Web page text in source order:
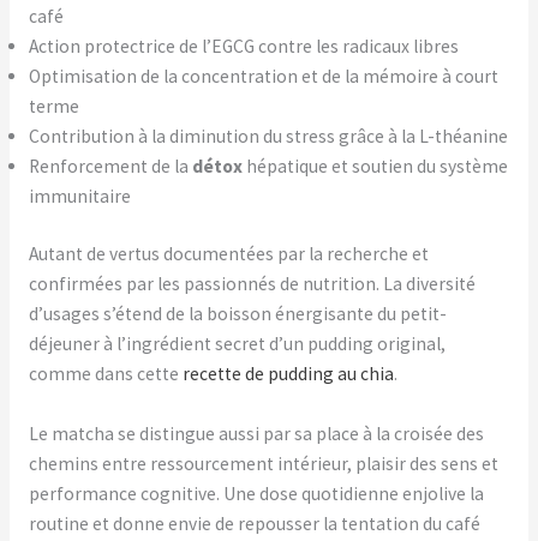
café
Action protectrice de l’EGCG contre les radicaux libres
Optimisation de la concentration et de la mémoire à court
terme
Contribution à la diminution du stress grâce à la L-théanine
Renforcement de la détoxhépatique et soutien du système
immunitaire
Autant de vertus documentées par la recherche et
confirmées par les passionnés de nutrition. La diversité
d’usages s’étend de la boisson énergisante du petit-
déjeuner à l’ingrédient secret d’un pudding original,
comme dans cette recette de pudding au chia.
Le matcha se distingue aussi par sa place à la croisée des
chemins entre ressourcement intérieur, plaisir des sens et
performance cognitive. Une dose quotidienne enjolive la
routine et donne envie de repousser la tentation du café